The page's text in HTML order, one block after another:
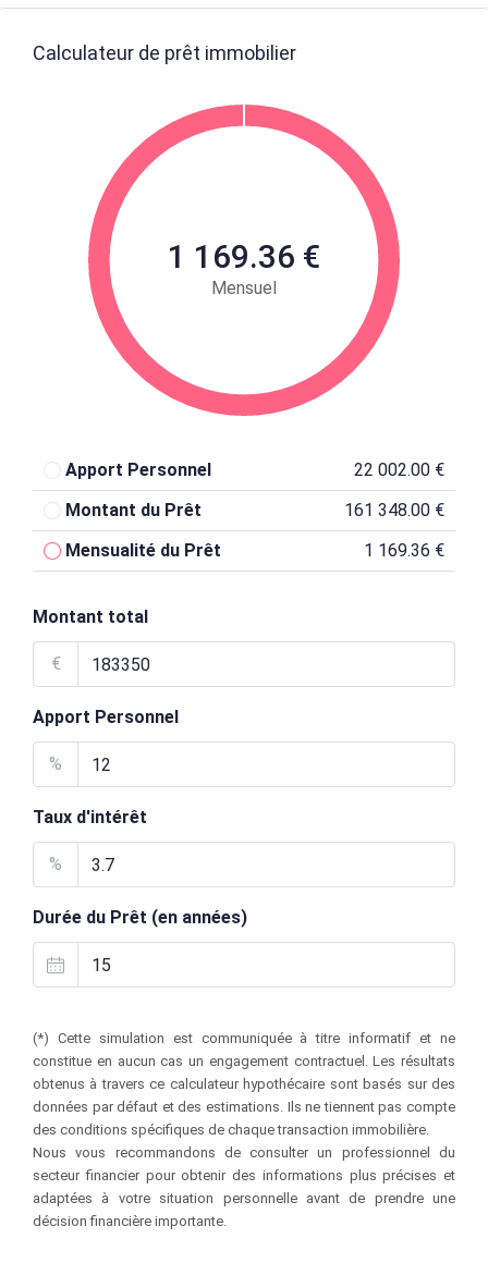
Calculateur de prêt immobilier
1 169.36 €
Mensuel
Apport Personnel
22 002.00 €
Montant du Prêt
161 348.00 €
Mensualité du Prêt
1 169.36 €
Montant total
€
Apport Personnel
%
Taux d'intérêt
%
Durée du Prêt (en années)
(*) Cette simulation est communiquée à titre informatif et ne
constitue en aucun cas un engagement contractuel. Les résultats
obtenus à travers ce calculateur hypothécaire sont basés sur des
données par défaut et des estimations. Ils ne tiennent pas compte
des conditions spécifiques de chaque transaction immobilière.
Nous vous recommandons de consulter un professionnel du
secteur financier pour obtenir des informations plus précises et
adaptées à votre situation personnelle avant de prendre une
décision financière importante.